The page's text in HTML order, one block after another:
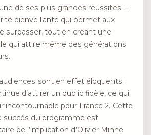
de ses plus grandes réussites. Il
bienveillante qui permet aux
surpasser, tout en créant une
qui attire même des générations
sont en effet éloquents :
d’attirer un public fidèle, ce qui
incontournable pour France 2. Cette
succès du programme est
de l’implication d’Olivier Minne